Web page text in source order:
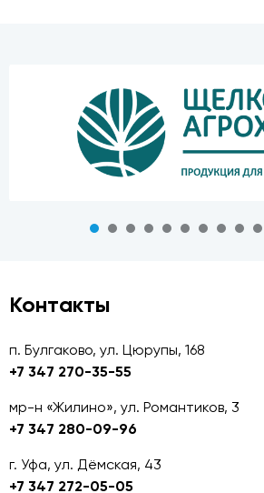
Контакты
п. Булгаково, ул. Цюрупы, 168
+7 347 270-35-55
мр-н «Жилино», ул. Романтиков, 3
+7 347 280-09-96
г. Уфа, ул. Дёмская, 43
+7 347 272-05-05